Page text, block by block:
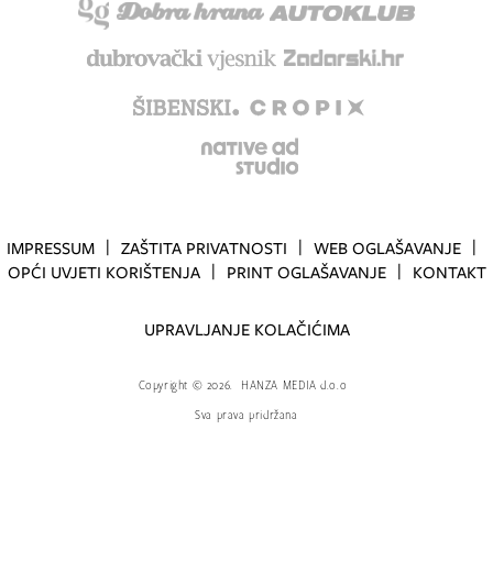
IMPRESSUM ZAŠTITA PRIVATNOSTI
WEB OGLAŠAVANJE
OPĆI UVJETI KORIŠTENJA
PRINT OGLAŠAVANJE KONTAKT
UPRAVLJANJE KOLAČIĆIMA
Copyright © 2026.
HANZA MEDIA d.o.o
Sva prava pridržana